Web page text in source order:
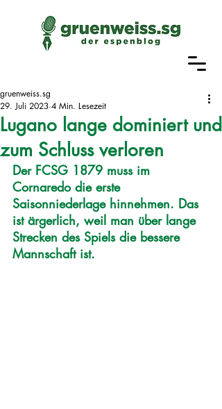
Lugano lange dominiert und
zum Schluss verloren
gruenweiss.sg
29. Juli 2023 4 Min. Lesezeit
Der FCSG 1879 muss im
Cornaredo die erste
Saisonniederlage hinnehmen. Das
ist ärgerlich, weil man über lange
Strecken des Spiels die bessere
Mannschaft ist.